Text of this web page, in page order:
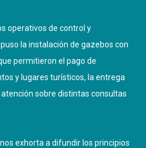
operativos de control y
la instalación de gazebos con
permitieron el pago de
y lugares turísticos, la entrega
sobre distintas consultas
exhorta a difundir los principios